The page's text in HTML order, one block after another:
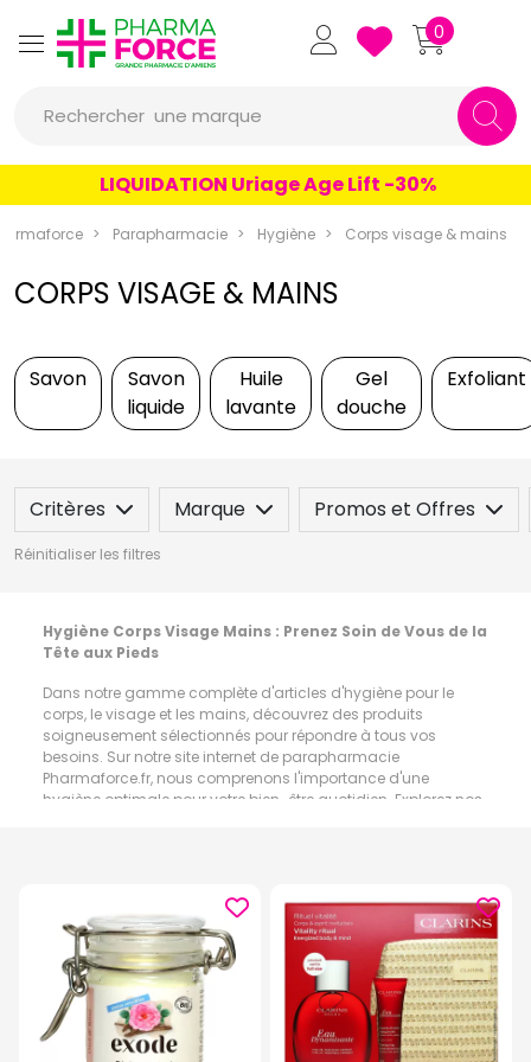
Pharmaforce Grande Pharmacie
0
Rechercher une marque
un conseil
un produit
LIQUIDATION Uriage Age Lift -30%
Parapharmacie Hygiène Corps visage & mains
CORPS VISAGE & MAINS
Savon
Savon
liquide
Huile
lavante
Gel
douche
Exfoliant
Critères Marque Promos et Offres
Réinitialiser les filtres
Hygiène Corps Visage Mains : Prenez Soin de Vous de la
Tête aux Pieds
Dans notre gamme complète d'articles d'hygiène pour le
corps, le visage et les mains, découvrez des produits
soigneusement sélectionnés pour répondre à tous vos
besoins. Sur notre site internet de parapharmacie
Pharmaforce.fr, nous comprenons l'importance d'une
hygiène optimale pour votre bien-être quotidien. Explorez nos
avec notre sélection de savons de haute qualité. Offrant une
mousse riche et un parfum délicat, nos savons gardent votre
peau propre, fraîche et hydratée.
Savon Liquide:Pour une hygiène des mains et du corps
pratique et efficace, optez pour nos savons liquides aux
formules douces qui nettoient en profondeur tout en
préservant l'équilibre naturel de votre peau.